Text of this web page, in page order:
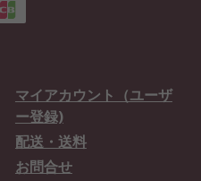
マイアカウント（ユーザ
ー登録)
配送・送料
お問合せ